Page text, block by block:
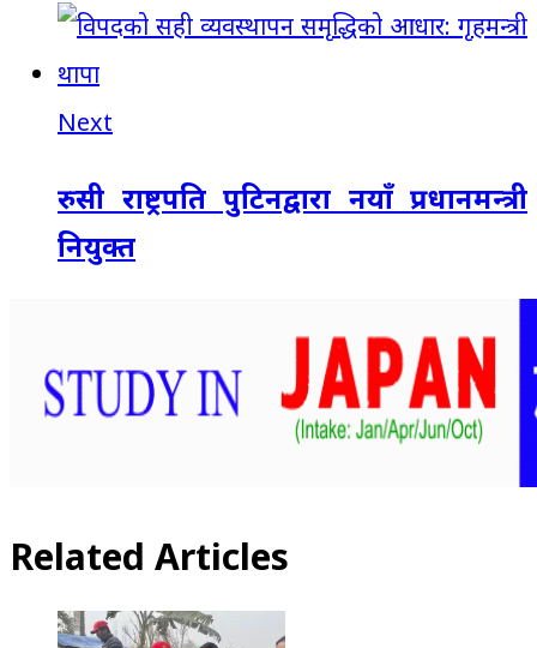
Next
रुसी राष्ट्रपति पुटिनद्वारा नयाँ प्रधानमन्त्री
नियुक्त
Related Articles